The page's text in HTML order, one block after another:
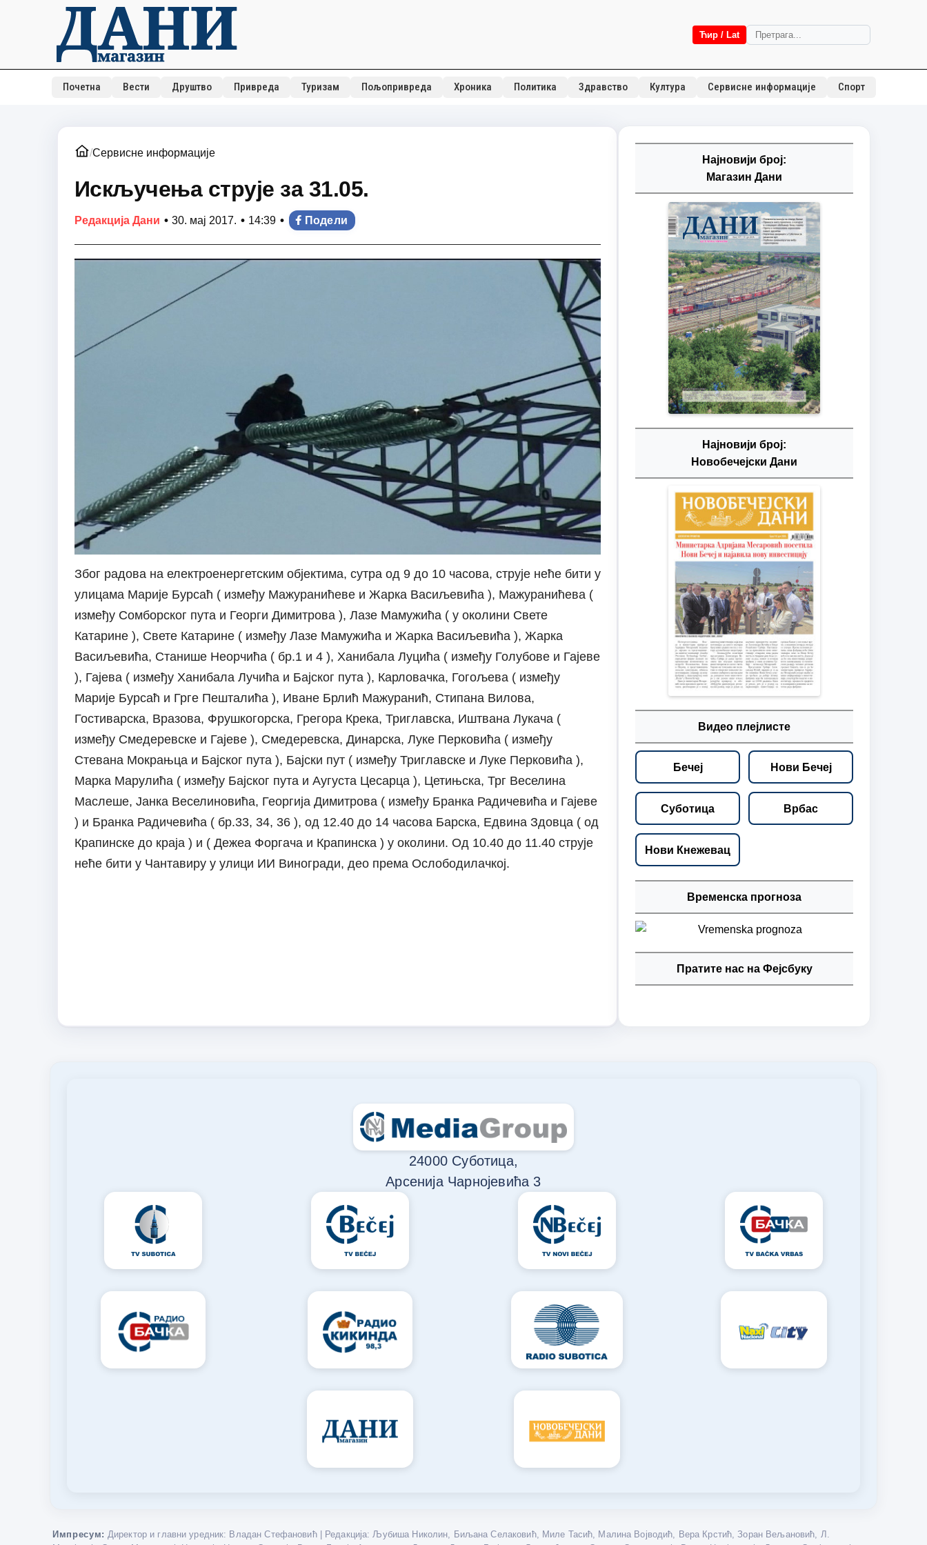
Ћир / Lat
Почетна Вести Друштво Привреда Туризам Пољопривреда Хроника Политика Здравство Култура Сервисне информације Спорт
/Сервисне информације
Искључења струје за 31.05.
Редакција Дани • 30. мај 2017. • 14:39 • Подели
Због радова на електроенергетским објектима, сутра од 9 до 10 часова, струје неће бити у
улицама Марије Бурсаћ ( између Мажуранићеве и Жарка Васиљевића ), Мажуранићева (
између Сомборског пута и Георги Димитрова ), Лазе Мамужића ( у околини Свете
Катарине ), Свете Катарине ( између Лазе Мамужића и Жарка Васиљевића ), Жарка
Васиљевића, Станише Неорчића ( бр.1 и 4 ), Ханибала Луцића ( између Голубове и Гајеве
), Гајева ( између Ханибала Лучића и Бајског пута ), Карловачка, Гогољева ( између
Марије Бурсаћ и Грге Пешталића ), Иване Брлић Мажуранић, Стипана Вилова,
Гостиварска, Вразова, Фрушкогорска, Грегора Крека, Триглавска, Иштвана Лукача (
између Смедеревске и Гајеве ), Смедеревска, Динарска, Луке Перковића ( између
Стевана Мокрањца и Бајског пута ), Бајски пут ( између Триглавске и Луке Перковића ),
Марка Марулића ( између Бајског пута и Аугуста Цесарца ), Цетињска, Трг Веселина
Маслеше, Јанка Веселиновића, Георгија Димитрова ( између Бранка Радичевића и Гајеве
) и Бранка Радичевића ( бр.33, 34, 36 ), од 12.40 до 14 часова Барска, Едвина Здовца ( од
Крапинске до краја ) и ( Дежеа Форгача и Крапинска ) у околини. Од 10.40 до 11.40 струје
неће бити у Чантавиру у улици ИИ Виногради, део према Ослободилачкој.
Најновији број:
Магазин Дани
Најновији број:
Новобечејски Дани
Видео плејлисте
Бечеј Нови Бечеј
Суботица Врбас
Нови Кнежевац
Временска прогноза
Пратите нас на Фејсбуку
24000 Суботица,
Арсенија Чарнојевића 3
Импресум: Директор и главни уредник: Владан Стефановић | Редакција: Љубиша Николин, Биљана Селаковић, Миле Тасић, Малина Војводић, Вера Крстић, Зоран Вељановић, Л.